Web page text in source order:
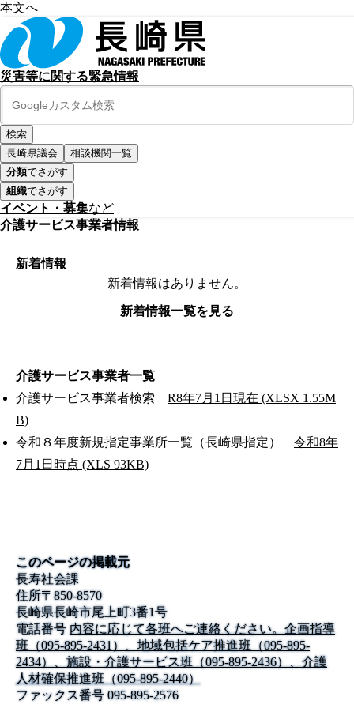
本文へ
災害等に関する緊急情報
長崎県議会
相談機関一覧
分類でさがす
組織でさがす
イベント・募集など
介護サービス事業者情報
新着情報
新着情報はありません。
新着情報一覧を見る
介護サービス事業者一覧
介護サービス事業者検索 R8年7月1日現在 (XLSX 1.55M
B)
令和８年度新規指定事業所一覧（長崎県指定） 令和8年
7月1日時点 (XLS 93KB)
このページの掲載元
長寿社会課
住所〒850-8570
長崎県長崎市尾上町3番1号
電話番号 内容に応じて各班へご連絡ください。企画指導
班（095-895-2431）、地域包括ケア推進班（095-895-
2434）、施設・介護サービス班（095-895-2436）、介護
人材確保推進班（095-895-2440）
ファックス番号095-895-2576